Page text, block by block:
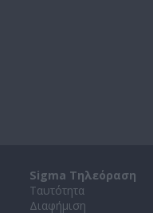
Sigma Τηλεόραση
Ταυτότητα
Διαφήμιση